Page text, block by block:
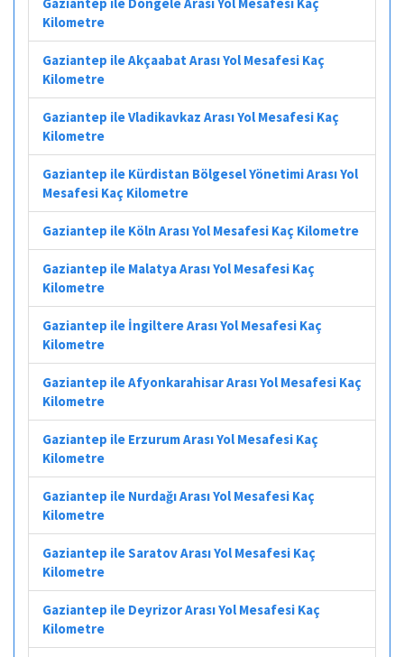
Kilometre
Gaziantep ile Akçaabat Arası Yol Mesafesi Kaç
Kilometre
Gaziantep ile Vladikavkaz Arası Yol Mesafesi Kaç
Kilometre
Gaziantep ile Kürdistan Bölgesel Yönetimi Arası Yol
Mesafesi Kaç Kilometre
Gaziantep ile Köln Arası Yol Mesafesi Kaç Kilometre
Gaziantep ile Malatya Arası Yol Mesafesi Kaç
Kilometre
Gaziantep ile İngiltere Arası Yol Mesafesi Kaç
Kilometre
Gaziantep ile Afyonkarahisar Arası Yol Mesafesi Kaç
Kilometre
Gaziantep ile Erzurum Arası Yol Mesafesi Kaç
Kilometre
Gaziantep ile Nurdağı Arası Yol Mesafesi Kaç
Kilometre
Gaziantep ile Saratov Arası Yol Mesafesi Kaç
Kilometre
Gaziantep ile Deyrizor Arası Yol Mesafesi Kaç
Kilometre